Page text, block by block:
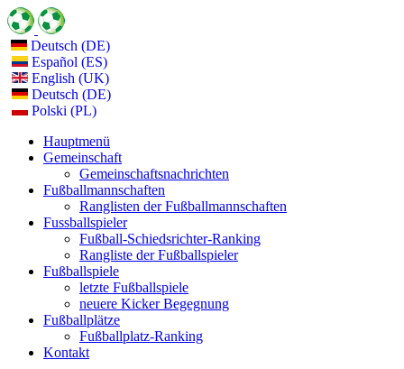
Deutsch (DE)
Español (ES)
English (UK)
Deutsch (DE)
Polski (PL)
Hauptmenü
Gemeinschaft
Gemeinschaftsnachrichten
Fußballmannschaften
Ranglisten der Fußballmannschaften
Fussballspieler
Fußball-Schiedsrichter-Ranking
Rangliste der Fußballspieler
Fußballspiele
letzte Fußballspiele
neuere Kicker Begegnung
Fußballplätze
Fußballplatz-Ranking
Kontakt